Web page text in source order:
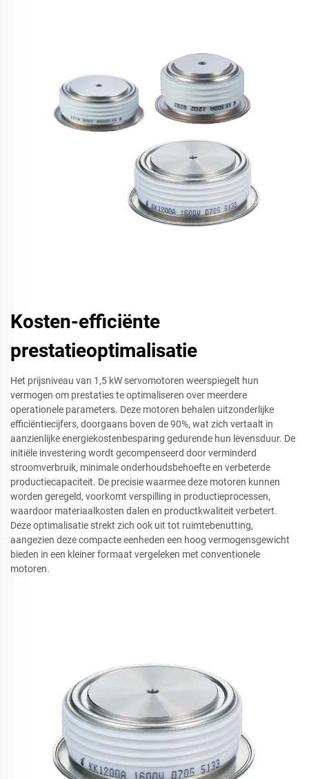
Kosten-efficiënte
prestatieoptimalisatie
Het prijsniveau van 1,5 kW servomotoren weerspiegelt hun
vermogen om prestaties te optimaliseren over meerdere
operationele parameters. Deze motoren behalen uitzonderlijke
efficiëntiecijfers, doorgaans boven de 90%, wat zich vertaalt in
aanzienlijke energiekostenbesparing gedurende hun levensduur. De
initiële investering wordt gecompenseerd door verminderd
stroomverbruik, minimale onderhoudsbehoefte en verbeterde
productiecapaciteit. De precisie waarmee deze motoren kunnen
worden geregeld, voorkomt verspilling in productieprocessen,
waardoor materiaalkosten dalen en productkwaliteit verbetert.
Deze optimalisatie strekt zich ook uit tot ruimtebenutting,
aangezien deze compacte eenheden een hoog vermogensgewicht
bieden in een kleiner formaat vergeleken met conventionele
motoren.